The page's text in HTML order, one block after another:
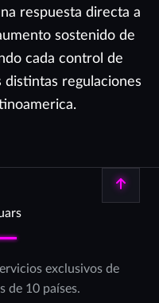
respuesta directa a
sostenido de
cada control de
distintas regulaciones
exclusivos de
de 10 países.